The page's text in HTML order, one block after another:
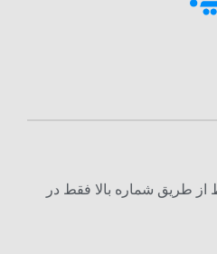
طریق شماره بالا فقط در